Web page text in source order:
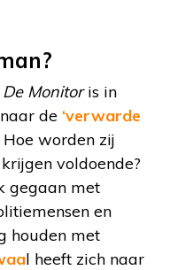
De Monitoris in
de ‘verwarde
Hoe worden zij
voldoende?
gegaan met
en
houden met
l heeft zich naar